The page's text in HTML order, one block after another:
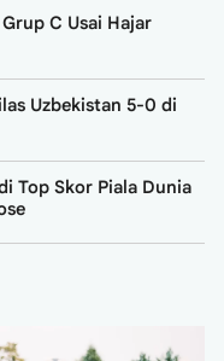
C Usai Hajar
Uzbekistan 5-0 di
Top Skor Piala Dunia